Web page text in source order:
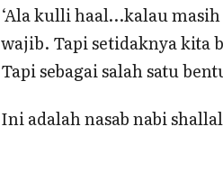
‘Ala kulli haal…kalau
wajib. Tapi setidaknya kita
Tapi sebagai salah satu
Ini adalah nasab nabi